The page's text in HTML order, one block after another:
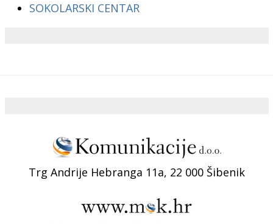
SOKOLARSKI CENTAR
Trg Andrije Hebranga 11a, 22 000 Šibenik